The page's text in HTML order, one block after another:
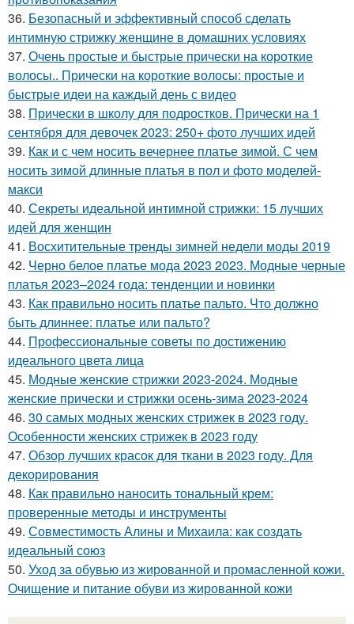
36. Безопасный и эффективный способ сделать
интимную стрижку женщине в домашних условиях
37. Очень простые и быстрые прически на короткие
волосы.. Прически на короткие волосы: простые и
быстрые идеи на каждый день с видео
38. Прически в школу для подростков. Прически на 1
сентября для девочек 2023: 250+ фото лучших идей
39. Как и с чем носить вечернее платье зимой. С чем
носить зимой длинные платья в пол и фото моделей-
макси
40. Секреты идеальной интимной стрижки: 15 лучших
идей для женщин
41. Восхитительные тренды зимней недели моды 2019
42. Черно белое платье мода 2023 2023. Модные черные
платья 2023–2024 года: тенденции и новинки
43. Как правильно носить платье пальто. Что должно
быть длиннее: платье или пальто?
44. Профессиональные советы по достижению
идеального цвета лица
45. Модные женские стрижки 2023-2024. Модные
женские прически и стрижки осень-зима 2023-2024
46. 30 самых модных женских стрижек в 2023 году.
Особенности женских стрижек в 2023 году
47. Обзор лучших красок для ткани в 2023 году. Для
декорирования
48. Как правильно наносить тональный крем:
проверенные методы и инструменты
49. Совместимость Алины и Михаила: как создать
идеальный союз
50. Уход за обувью из жированной и промасленной кожи.
Очищение и питание обуви из жированной кожи